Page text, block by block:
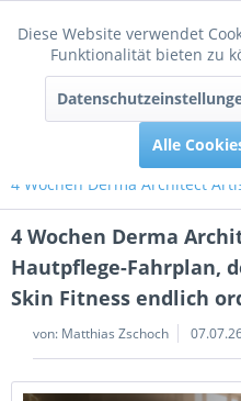
Menü
4 Wochen Derma Architect
4 Wochen Derma
Hautpflege-Fahrplan,
Skin Fitness endlich
von: Matthias Zschoch
Funktionale
Tracking
Diese Website verwendet
Funktionalität bieten zu
Alle